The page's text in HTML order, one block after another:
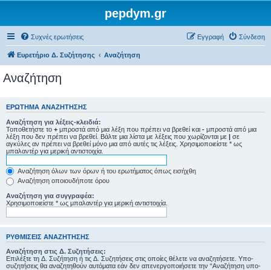
pepdym.gr
Συχνές ερωτήσεις Σύνδεση
Εγγραφή
Ευρετήριο Δ. Συζήτησης Αναζήτηση
Αναζήτηση
ΕΡΏΤΗΜΑ ΑΝΑΖΉΤΗΣΗΣ
Αναζήτηση για λέξεις-κλειδιά:
Τοποθετήστε το + μπροστά από μια λέξη που πρέπει να βρεθεί και - μπροστά από μια
λέξη που δεν πρέπει να βρεθεί. Βάλτε μια λίστα με λέξεις που χωρίζονται με | σε
αγκύλες αν πρέπει να βρεθεί μόνο μια από αυτές τις λέξεις. Χρησιμοποιείστε * ως
μπαλαντέρ για μερική αντιστοιχία.
Αναζήτηση όλων των όρων ή του ερωτήματος όπως εισήχθη
Αναζήτηση οποιουδήποτε όρου
Αναζήτηση για συγγραφέα:
Χρησιμοποιείστε * ως μπαλαντέρ για μερική αντιστοιχία.
ΡΥΘΜΊΣΕΙΣ ΑΝΑΖΉΤΗΣΗΣ
Αναζήτηση στις Δ. Συζητήσεις:
Επιλέξτε τη Δ. Συζήτηση ή τις Δ. Συζητήσεις στις οποίες θέλετε να αναζητήσετε. Υπο-
συζητήσεις θα αναζητηθούν αυτόματα εάν δεν απενεργοποιήσετε την “Αναζήτηση υπο-